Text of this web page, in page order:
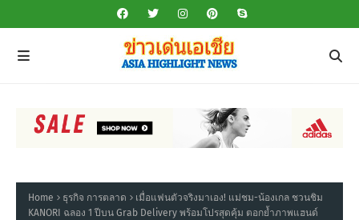
Home ธุรกิจ การตลาด
เมื่อแฟนตัวจริงมาเอง! แม่ชม-น้องเกล ชวนชิม
KANORI ฉลอง 1 ปีบน Grab Delivery พร้อมโปรสุดคุ้ม ตอกย้ำภาพแฮนด์